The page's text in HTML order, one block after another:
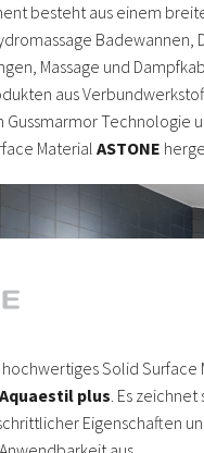
besteht aus einem
Badewannen,
Massage und
aus
Gussmarmor Technologie
Material ASTONE
hochwertiges Solid Surface
Aquaestil plus . Es
Eigenschaften